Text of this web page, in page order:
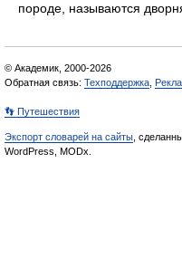
породе, называются
© Академик, 2000-2026
Обратная связь: Техподдержка
👣 Путешествия
Экспорт словарей на сайты ,
WordPress, MODx.